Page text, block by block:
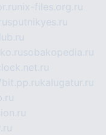
nix-files.org.ru
sputnikyes.ru
sobakopedia.ru
kalugatur.ru